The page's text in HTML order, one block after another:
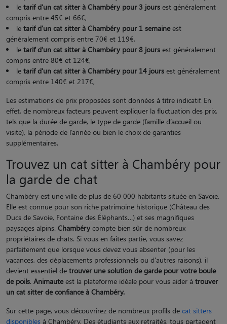
le tarif d’un cat sitter à Chambéry pour 3 jours est généralement
compris entre 45€ et 66€,
le tarif d’un cat sitter à Chambéry pour 1 semaineest
généralement compris entre 70€ et 119€,
le tarif d’un cat sitter à Chambéry pour 8 jours est généralement
compris entre 80€ et 124€,
le tarif d’un cat sitter à Chambéry pour 14 jours est généralement
compris entre 140€ et 217€,
Les estimations de prix proposées sont données à titre indicatif. En
effet, de nombreux facteurs peuvent expliquer la fluctuation des prix,
tels que la durée de garde, le type de garde (famille d’accueil ou
visite), la période de l’année ou bien le choix de garanties
supplémentaires.
Trouvez un cat sitter à Chambéry pour
la garde de chat
Chambéry est une ville de plus de 60 000 habitants située en Savoie.
Elle est connue pour son riche patrimoine historique (Château des
Ducs de Savoie, Fontaine des Éléphants…) et ses magnifiques
paysages alpins. Chambéry compte bien sûr de nombreux
propriétaires de chats. Si vous en faîtes partie, vous savez
parfaitement que lorsque vous devez vous absenter (pour les
vacances, des déplacements professionnels ou d'autres raisons), il
devient essentiel de trouver une solution de garde pour votre boule
de poils. Animauteest la plateforme idéale pour vous aider à trouver
un cat sitter de confiance à Chambéry.
Sur cette page, vous découvrirez de nombreux profils de cat sitters
disponibles à Chambéry. Des étudiants aux retraités, tous partagent